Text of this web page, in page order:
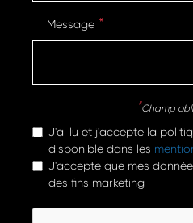
Message
Champ
J'ai lu et j'accepte la
disponible dans les
J'accepte que mes
des fins marketing